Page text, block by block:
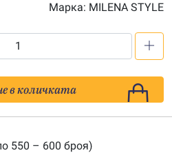
Марка: MILENA STYLE
в количката
550 – 600 броя)